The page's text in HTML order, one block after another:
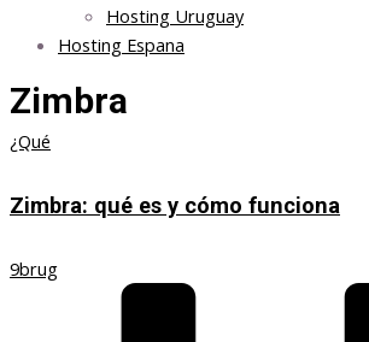
Hosting Uruguay
Hosting Espana
Zimbra
¿Qué
Zimbra: qué es y cómo funciona
9brug